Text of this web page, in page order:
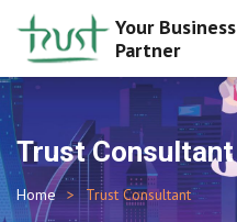
Your Business
Partner
Trust Consultant
Home Trust Consultant